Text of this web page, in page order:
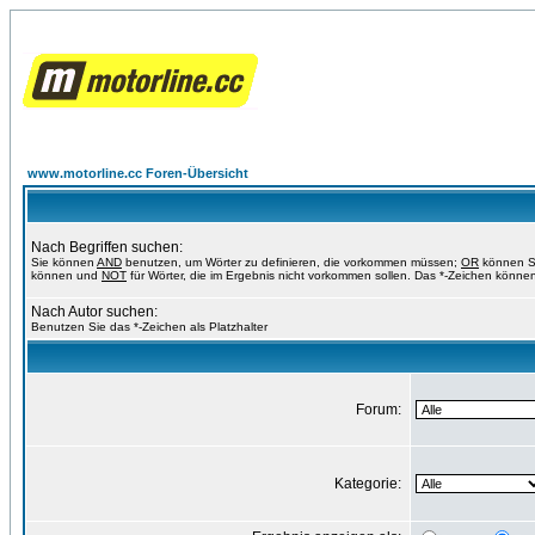
www.motorline.cc Foren-Übersicht
Nach Begriffen suchen:
Sie können AND benutzen, um Wörter zu definieren, die vorkommen müssen; OR können
können und NOT für Wörter, die im Ergebnis nicht vorkommen sollen. Das *-Zeichen
Nach Autor suchen:
Benutzen Sie das *-Zeichen als Platzhalter
Forum:
Kategorie: